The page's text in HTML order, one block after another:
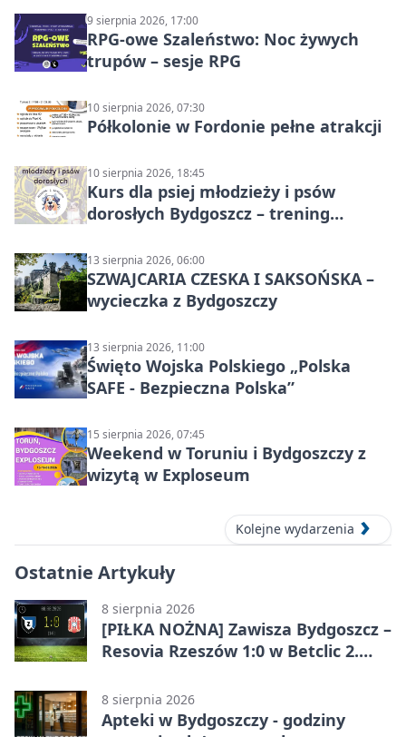
9 sierpnia 2026, 17:00
RPG-owe Szaleństwo: Noc żywych
trupów – sesje RPG
10 sierpnia 2026, 07:30
Półkolonie w Fordonie pełne atrakcji
10 sierpnia 2026, 18:45
Kurs dla psiej młodzieży i psów
dorosłych Bydgoszcz – trening
13 sierpnia 2026, 06:00
SZWAJCARIA CZESKA I SAKSOŃSKA –
wycieczka z Bydgoszczy
13 sierpnia 2026, 11:00
Święto Wojska Polskiego „Polska
SAFE - Bezpieczna Polska”
15 sierpnia 2026, 07:45
Weekend w Toruniu i Bydgoszczy z
wizytą w Exploseum
Kolejne wydarzenia
Ostatnie Artykuły
8 sierpnia 2026
[PIŁKA NOŻNA] Zawisza Bydgoszcz –
Resovia Rzeszów 1:0 w Betclic 2.
8 sierpnia 2026
Apteki w Bydgoszczy - godziny